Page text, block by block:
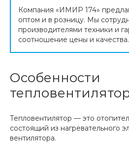
Компания «ИМИР 174»
оптом и в розницу. Мы
производителями техники и
соотношение цены и качества.
Особенности
Тепловентилятор — это
состоящий из нагревательного
вентилятора.